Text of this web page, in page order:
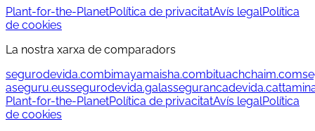
Plant-for-the-PlanetPolítica de privacitatAvís legalPolítica
de cookies
La nostra xarxa de comparadors
segurodevida.combimayamaisha.combituachchaim.com
aseguru.eussegurodevida.galassegurancadevida.cat
Plant-for-the-PlanetPolítica de privacitatAvís legalPolítica
de cookies